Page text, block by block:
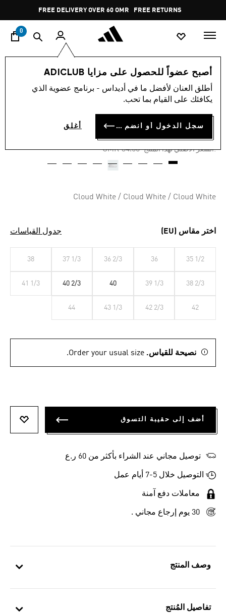
Pause
promotion
rotation
FREE DELIVERY OVER 60 OMR FREE RETURNS
0
أصبح عضواً للحصول على مزايا ADICLUB
أطلق العنان لأفضل ما في أديداس - برنامج عضوية الذي
يكافئك على القيام بما تحب.
سجل الدخول أو انضم الآن أغلق
وصف المنتج
تفاصيل المُنتج
النساء
-20%
حذاء TURNAROUND
OMR 25.88
:السعر الأصلي لهذا المنتج Price reduced from
OMR 34.50
to
Cloud White / Cloud White / Cloud White
اختر مقاس (EU) جدول القياسات
35 1/2
36
36 2/3
37 1/3
38
38 2/3
39 1/3
40
40 2/3
41 1/3
42
42 2/3
43 1/3
44
نصيحة للقياس. Order your usual size.
أضف إلى حقيبة التسوق
توصيل مجاني عند الشراء بأكثر من 60 ر.ع
التوصيل خلال 5-7 أيام عمل
معاملات دفع آمنة